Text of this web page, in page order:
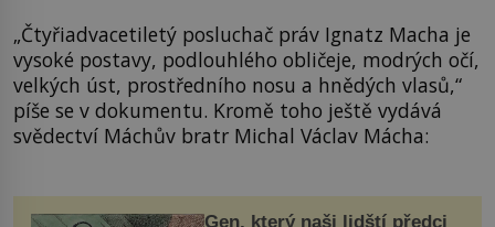
„Čtyřiadvacetiletý posluchač práv Ignatz Macha je
vysoké postavy, podlouhlého obličeje, modrých očí,
velkých úst, prostředního nosu a hnědých vlasů,“
píše se v dokumentu. Kromě toho ještě vydává
svědectví Máchův bratr Michal Václav Mácha:
Gen, který naši lidští předci